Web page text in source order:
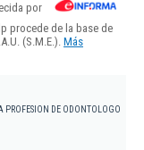
por
procede de la base de
(S.M.E.). Más
PROFESION DE ODONTOLOGO